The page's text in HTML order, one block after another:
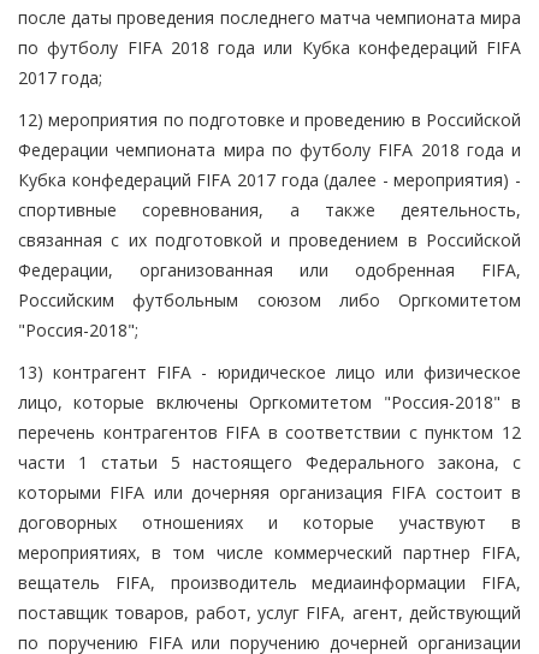
после даты проведения последнего матча чемпионата мира
по футболу FIFA 2018 года или Кубка конфедераций FIFA
2017 года;
12) мероприятия по подготовке и проведению в Российской
Федерации чемпионата мира по футболу FIFA 2018 года и
Кубка конфедераций FIFA 2017 года (далее - мероприятия) -
спортивные соревнования, а также деятельность,
связанная с их подготовкой и проведением в Российской
Федерации, организованная или одобренная FIFA,
Российским футбольным союзом либо Оргкомитетом
"Россия-2018";
13) контрагент FIFA - юридическое лицо или физическое
лицо, которые включены Оргкомитетом "Россия-2018" в
перечень контрагентов FIFA в соответствии с пунктом 12
части 1 статьи 5 настоящего Федерального закона, с
которыми FIFA или дочерняя организация FIFA состоит в
договорных отношениях и которые участвуют в
мероприятиях, в том числе коммерческий партнер FIFA,
вещатель FIFA, производитель медиаинформации FIFA,
поставщик товаров, работ, услуг FIFA, агент, действующий
по поручению FIFA или поручению дочерней организации